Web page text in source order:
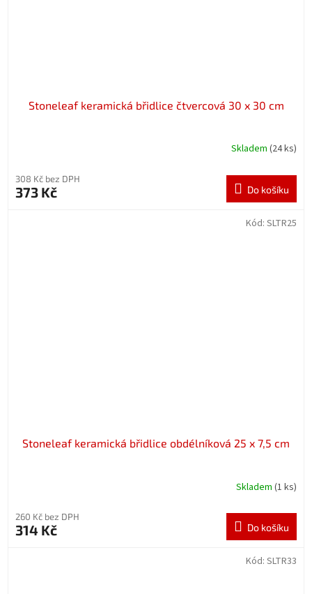
Stoneleaf keramická břidlice čtvercová 30 x 30 cm
Skladem (24 ks)
308 Kč bez DPH
373 Kč Do košíku
Stoneleaf keramická břidlice obdélníková 25 x 7,5 cm
Skladem (1 ks)
260 Kč bez DPH
314 Kč Do košíku
Kód: SLTR25
Kód: SLTR33